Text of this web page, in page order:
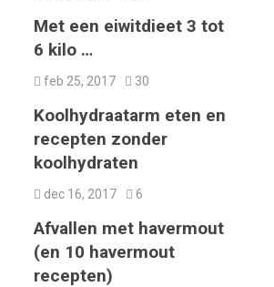
Met een eiwitdieet 3 tot
6 kilo …
feb 25, 2017 30
Koolhydraatarm eten en
recepten zonder
koolhydraten
dec 16, 2017 6
Afvallen met havermout
(en 10 havermout
recepten)